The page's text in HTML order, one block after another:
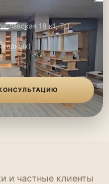
18 к1, ТЦ
и частные клиенты